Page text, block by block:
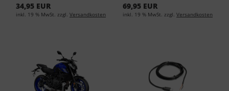
34,95 EUR
inkl. 19 % MwSt. zzgl. Versandkosten
00-02
69,95 EUR
inkl. 19 % MwSt. zzgl. Versandkosten